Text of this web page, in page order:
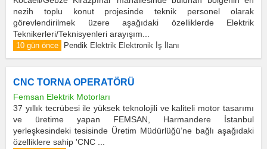
nezih toplu konut projesinde teknik personel olarak
görevlendirilmek üzere aşağıdaki özelliklerde Elektrik
Teknikerleri/Teknisyenleri arayışım...
10 gün önce Pendik Elektrik Elektronik İş İlanı
CNC TORNA OPERATÖRÜ
Femsan Elektrik Motorları
37 yıllık tecrübesi ile yüksek teknolojili ve kaliteli motor tasarımı
ve üretime yapan FEMSAN, Harmandere İstanbul
yerleşkesindeki tesisinde Üretim Müdürlüğü’ne bağlı aşağıdaki
özelliklere sahip 'CNC ...